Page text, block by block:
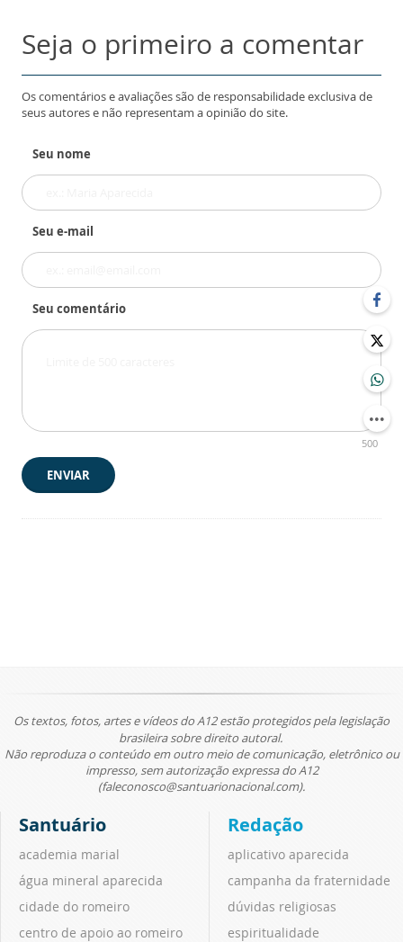
Seja o primeiro a comentar
Os comentários e avaliações são de responsabilidade exclusiva de
seus autores e não representam a opinião do site.
Seu nome
Seu e-mail
Seu comentário
500
ENVIAR
Os textos, fotos, artes e vídeos do A12 estão protegidos pela legislação
brasileira sobre direito autoral.
Não reproduza o conteúdo em outro meio de comunicação, eletrônico ou
impresso, sem autorização expressa do A12
(faleconosco@santuarionacional.com).
Santuário
academia marial
água mineral aparecida
cidade do romeiro
centro de apoio ao romeiro
Redação
aplicativo aparecida
campanha da fraternidade
dúvidas religiosas
espiritualidade